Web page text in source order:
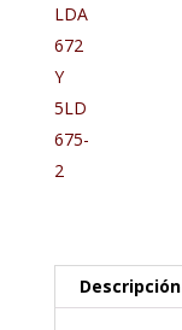
Descripción